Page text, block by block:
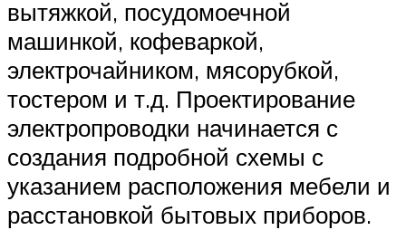
вытяжкой, посудомоечной
машинкой, кофеваркой,
электрочайником, мясорубкой,
тостером и т.д. Проектирование
электропроводки начинается с
создания подробной схемы с
указанием расположения мебели и
расстановкой бытовых приборов.